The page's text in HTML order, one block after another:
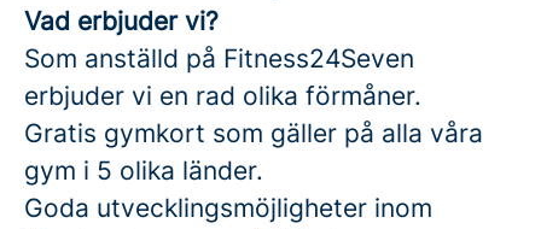
Vad erbjuder vi?
Som anställd på Fitness24Seven
erbjuder vi en rad olika förmåner.
Gratis gymkort som gäller på alla våra
gym i 5 olika länder.
Goda utvecklingsmöjligheter inom